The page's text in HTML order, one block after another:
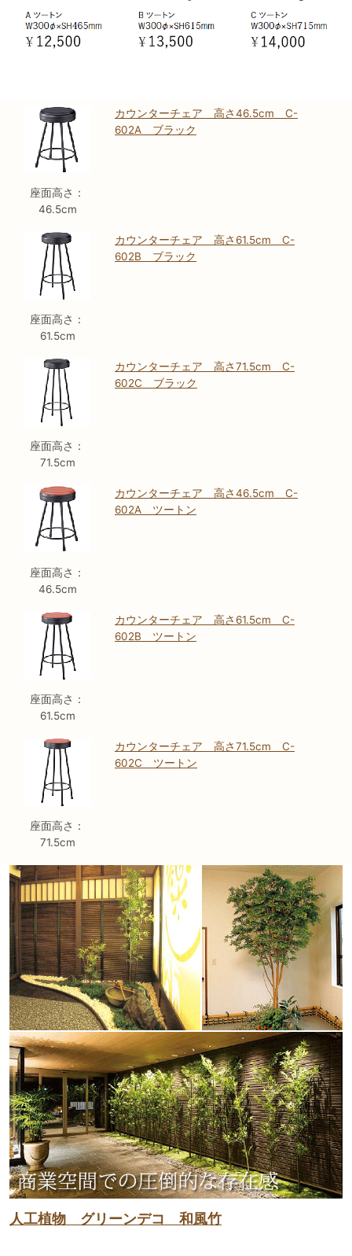
座面高さ：
46.5cm
カウンターチェア 高さ46.5cm C-
602A ブラック
座面高さ：
61.5cm
カウンターチェア 高さ61.5cm C-
602B ブラック
座面高さ：
71.5cm
カウンターチェア 高さ71.5cm C-
602C ブラック
座面高さ：
46.5cm
カウンターチェア 高さ46.5cm C-
602A ツートン
座面高さ：
61.5cm
カウンターチェア 高さ61.5cm C-
602B ツートン
座面高さ：
71.5cm
カウンターチェア 高さ71.5cm C-
602C ツートン
人工植物 グリーンデコ 和風竹